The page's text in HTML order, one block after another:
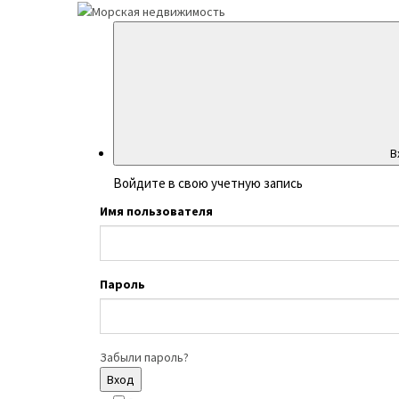
Войдите в свою учетную запись
Имя пользователя
Пароль
Забыли пароль?
Вход